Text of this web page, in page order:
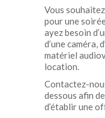
Vous
pour une
ayez besoin
d’une caméra,
matériel
location.
Contactez-
dessous afin
d’établir une